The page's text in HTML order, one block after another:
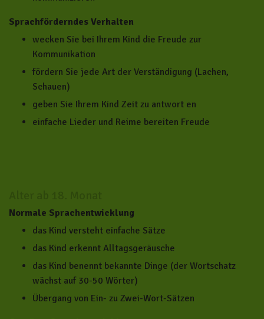
Sprachförderndes Verhalten
wecken Sie bei Ihrem Kind die Freude zur
Kommunikation
fördern Sie jede Art der Verständigung (Lachen,
Schauen)
geben Sie Ihrem Kind Zeit zu antwort en
einfache Lieder und Reime bereiten Freude
Normale Sprachentwicklung
das Kind versteht einfache Sätze
das Kind erkennt Alltagsgeräusche
das Kind benennt bekannte Dinge (der Wortschatz
wächst auf 30-50 Wörter)
Übergang von Ein- zu Zwei-Wort-Sätzen